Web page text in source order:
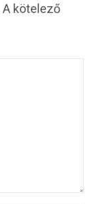
A kötelező